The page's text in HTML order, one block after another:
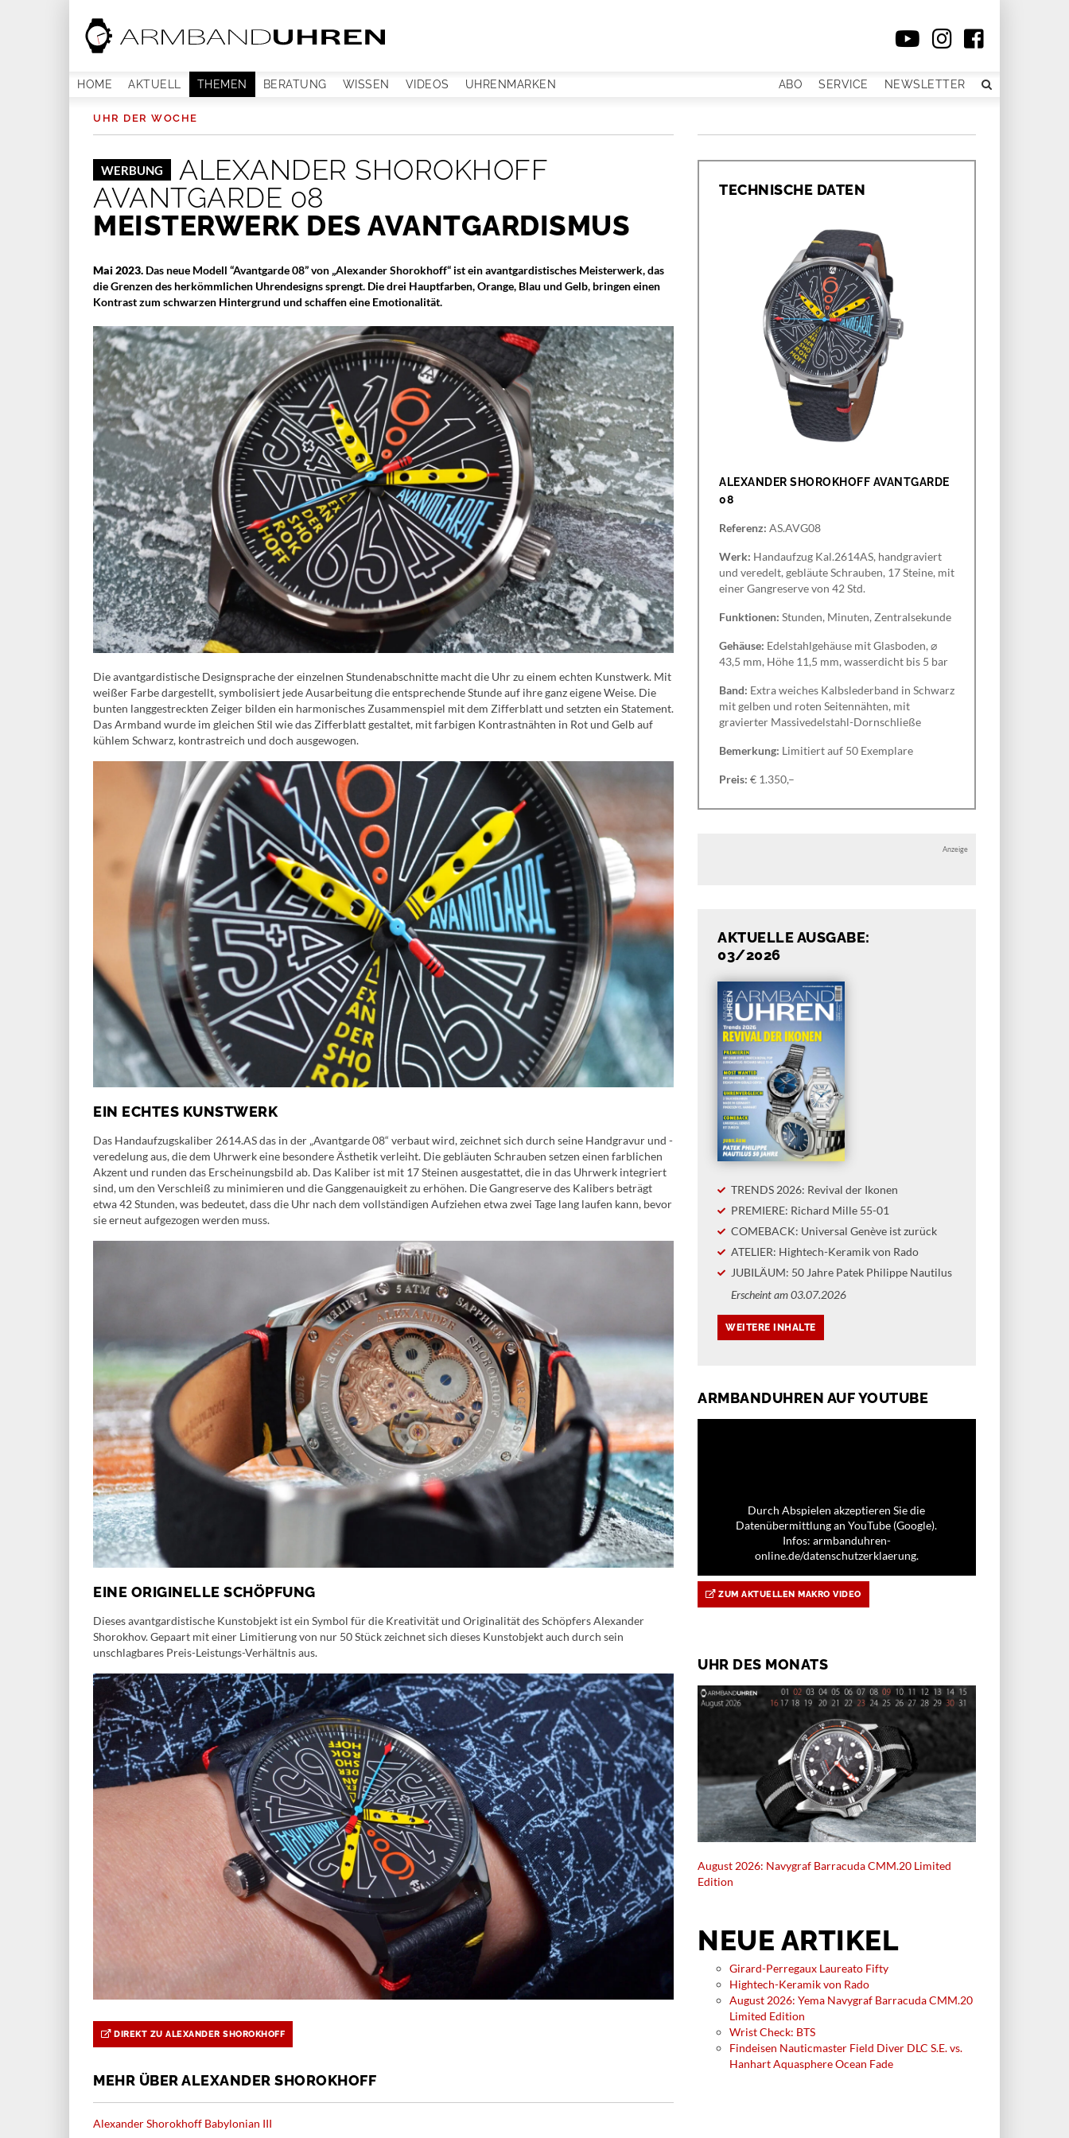
HOME AKTUELL THEMEN BERATUNG WISSEN VIDEOS UHRENMARKEN ABO SERVICE NEWSLETTER
UHR DER WOCHE
WERBUNG
ALEXANDER SHOROKHOFF
AVANTGARDE 08
MEISTERWERK DES AVANTGARDISMUS
Mai 2023. Das neue Modell “Avantgarde 08” von „Alexander Shorokhoff“ ist ein avantgardistisches Meisterwerk, das
die Grenzen des herkömmlichen Uhrendesigns sprengt. Die drei Hauptfarben, Orange, Blau und Gelb, bringen einen
Kontrast zum schwarzen Hintergrund und schaffen eine Emotionalität.
Die avantgardistische Designsprache der einzelnen Stundenabschnitte macht die Uhr zu einem echten Kunstwerk. Mit
weißer Farbe dargestellt, symbolisiert jede Ausarbeitung die entsprechende Stunde auf ihre ganz eigene Weise. Die
bunten langgestreckten Zeiger bilden ein harmonisches Zusammenspiel mit dem Zifferblatt und setzten ein Statement.
Das Armband wurde im gleichen Stil wie das Zifferblatt gestaltet, mit farbigen Kontrastnähten in Rot und Gelb auf
kühlem Schwarz, kontrastreich und doch ausgewogen.
EIN ECHTES KUNSTWERK
Das Handaufzugskaliber 2614.AS das in der „Avantgarde 08“ verbaut wird, zeichnet sich durch seine Handgravur und -
veredelung aus, die dem Uhrwerk eine besondere Ästhetik verleiht. Die gebläuten Schrauben setzen einen farblichen
Akzent und runden das Erscheinungsbild ab. Das Kaliber ist mit 17 Steinen ausgestattet, die in das Uhrwerk integriert
sind, um den Verschleiß zu minimieren und die Ganggenauigkeit zu erhöhen. Die Gangreserve des Kalibers beträgt
etwa 42 Stunden, was bedeutet, dass die Uhr nach dem vollständigen Aufziehen etwa zwei Tage lang laufen kann, bevor
sie erneut aufgezogen werden muss.
EINE ORIGINELLE SCHÖPFUNG
Dieses avantgardistische Kunstobjekt ist ein Symbol für die Kreativität und Originalität des Schöpfers Alexander
Shorokhov. Gepaart mit einer Limitierung von nur 50 Stück zeichnet sich dieses Kunstobjekt auch durch sein
unschlagbares Preis-Leistungs-Verhältnis aus.
DIREKT ZU ALEXANDER SHOROKHOFF
MEHR ÜBER ALEXANDER SHOROKHOFF
Alexander Shorokhoff Babylonian III
TECHNISCHE DATEN
ALEXANDER SHOROKHOFF AVANTGARDE
08
Referenz: AS.AVG08
Werk: Handaufzug Kal.2614AS, handgraviert
und veredelt, gebläute Schrauben, 17 Steine, mit
einer Gangreserve von 42 Std.
Funktionen: Stunden, Minuten, Zentralsekunde
Gehäuse: Edelstahlgehäuse mit Glasboden, ⌀
43,5 mm, Höhe 11,5 mm, wasserdicht bis 5 bar
Band: Extra weiches Kalbslederband in Schwarz
mit gelben und roten Seitennähten, mit
gravierter Massivedelstahl-Dornschließe
Bemerkung: Limitiert auf 50 Exemplare
Preis: € 1.350,–
Anzeige
AKTUELLE AUSGABE:
03/2026
TRENDS 2026: Revival der Ikonen
PREMIERE: Richard Mille 55-01
COMEBACK: Universal Genève ist zurück
ATELIER: Hightech-Keramik von Rado
JUBILÄUM: 50 Jahre Patek Philippe Nautilus
Erscheint am 03.07.2026
ARMBANDUHREN AUF YOUTUBE
Durch Abspielen akzeptieren Sie die
Datenübermittlung an YouTube (Google).
Infos: armbanduhren-
online.de/datenschutzerklaerung.
ZUM AKTUELLEN MAKRO VIDEO
UHR DES MONATS
August 2026: Navygraf Barracuda CMM.20 Limited
Edition
NEUE ARTIKEL
Girard-Perregaux Laureato Fifty
Hightech-Keramik von Rado
August 2026: Yema Navygraf Barracuda CMM.20
Limited Edition
Wrist Check: BTS
Findeisen Nauticmaster Field Diver DLC S.E. vs.
Hanhart Aquasphere Ocean Fade